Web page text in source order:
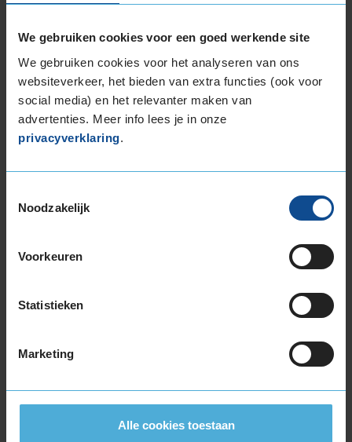
We gebruiken cookies voor een goed werkende site
We gebruiken cookies voor het analyseren van ons
websiteverkeer, het bieden van extra functies (ook voor
social media) en het relevanter maken van
advertenties. Meer info lees je in onze
privacyverklaring.
Noodzakelijk
Voorkeuren
Statistieken
Marketing
Alle cookies toestaan
215/55R17 98H EXTRALOAD
215/55R17 98V EXTRALOAD
215/60R17 96H
215/60R17 96H
215/60R17 96V
215/60R17 96V
215/65R17 99V
215/65R17 99V
225/45R17 94V EXTRALOAD
225/50R17 98Y EXTRALOAD